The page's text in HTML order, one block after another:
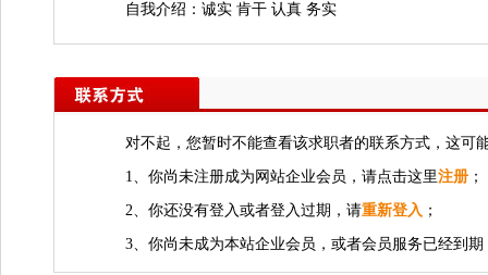
自我介绍：诚实 肯干 认真 务实
对不起，您暂时不能查看该求职者的联系方式，这可
1、你尚未注册成为网站企业会员，请点击这里注册 ；
2、你还没有登入或者登入过期，请重新登入 ；
3、你尚未成为本站企业会员，或者会员服务已经到